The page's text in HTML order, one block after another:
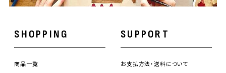
SHOPPING
商品一覧
SUPPORT
お支払方法・送料について